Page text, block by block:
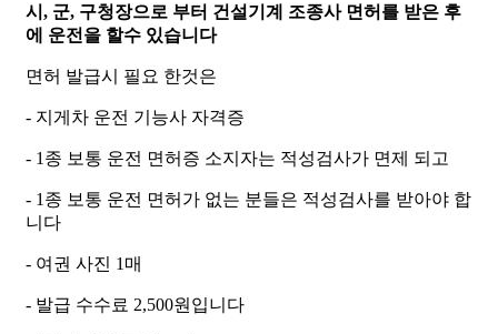
시, 군, 구청장으로 부터 건설기계 조종사 면허를 받은 후
에 운전을 할수 있습니다
면허 발급시 필요 한것은
- 지게차 운전 기능사 자격증
- 1종 보통 운전 면허증 소지자는 적성검사가 면제 되고
- 1종 보통 운전 면허가 없는 분들은 적성검사를 받아야 합
니다
- 여권 사진 1매
- 발급 수수료 2,500원입니다